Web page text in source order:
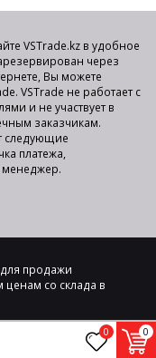
0 0
VSTrade.kz в удобное
через
Вы можете
VSTrade не работает с
и не участвует в
заказчикам.
следующие
платежа,
менеджер.
для продажи
со склада в